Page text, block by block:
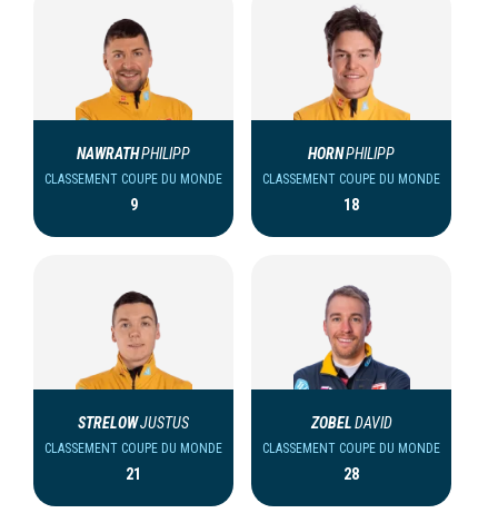
NAWRATHPHILIPP
CLASSEMENT COUPE DU MONDE
9
HORNPHILIPP
CLASSEMENT COUPE DU MONDE
18
STRELOWJUSTUS
CLASSEMENT COUPE DU MONDE
21
ZOBELDAVID
CLASSEMENT COUPE DU MONDE
28